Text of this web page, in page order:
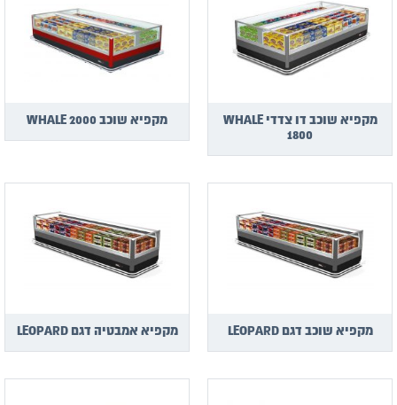
מקפיא שוכב דו צדדי WHALE
1800
מקפיא שוכב WHALE 2000
מקפיא שוכב דגם LEOPARD מקפיא אמבטיה דגם LEOPARD